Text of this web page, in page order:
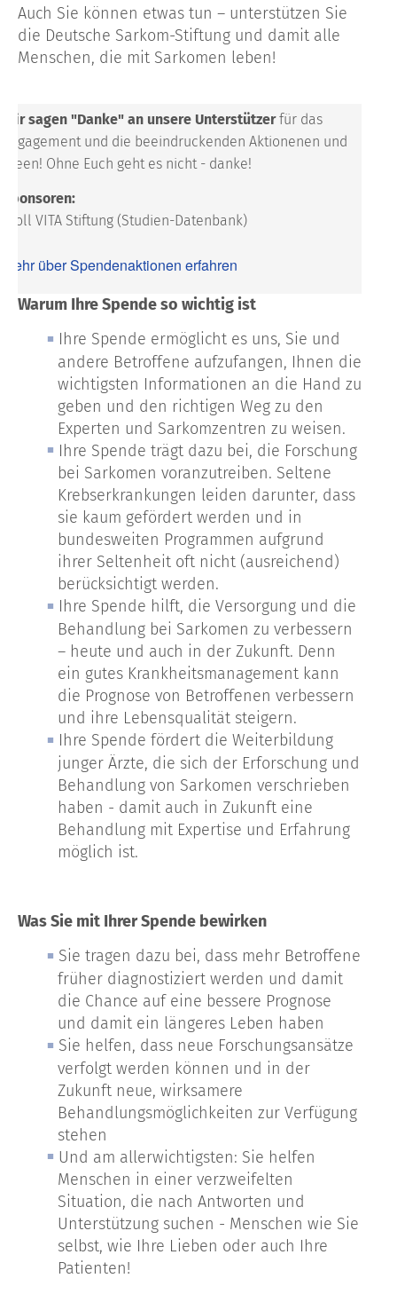
Auch Sie können etwas tun – unterstützen Sie
die Deutsche Sarkom-Stiftung und damit alle
Menschen, die mit Sarkomen leben!
Wir sagen "Danke" an unsere Unterstützerfür das
Engagement und die beeindruckenden Aktionenen und
Ideen! Ohne Euch geht es nicht - danke!
Sponsoren:
Stoll VITA Stiftung (Studien-Datenbank)
Mehr über Spendenaktionen erfahren
Warum Ihre Spende so wichtig ist
Ihre Spende ermöglicht es uns, Sie und
andere Betroffene aufzufangen, Ihnen die
wichtigsten Informationen an die Hand zu
geben und den richtigen Weg zu den
Experten und Sarkomzentren zu weisen.
Ihre Spende trägt dazu bei, die Forschung
bei Sarkomen voranzutreiben. Seltene
Krebserkrankungen leiden darunter, dass
sie kaum gefördert werden und in
bundesweiten Programmen aufgrund
ihrer Seltenheit oft nicht (ausreichend)
berücksichtigt werden.
Ihre Spende hilft, die Versorgung und die
Behandlung bei Sarkomen zu verbessern
– heute und auch in der Zukunft. Denn
ein gutes Krankheitsmanagement kann
die Prognose von Betroffenen verbessern
und ihre Lebensqualität steigern.
Ihre Spende fördert die Weiterbildung
junger Ärzte, die sich der Erforschung und
Behandlung von Sarkomen verschrieben
haben - damit auch in Zukunft eine
Behandlung mit Expertise und Erfahrung
möglich ist.
Was Sie mit Ihrer Spende bewirken
Sie tragen dazu bei, dass mehr Betroffene
früher diagnostiziert werden und damit
die Chance auf eine bessere Prognose
und damit ein längeres Leben haben
Sie helfen, dass neue Forschungsansätze
verfolgt werden können und in der
Zukunft neue, wirksamere
Behandlungsmöglichkeiten zur Verfügung
stehen
Und am allerwichtigsten: Sie helfen
Menschen in einer verzweifelten
Situation, die nach Antworten und
Unterstützung suchen - Menschen wie Sie
selbst, wie Ihre Lieben oder auch Ihre
Patienten!